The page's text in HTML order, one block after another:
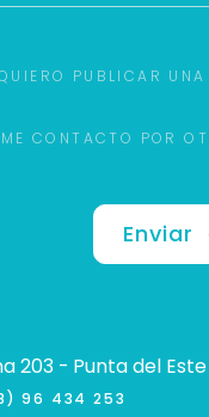
PUBLICAR
ME CONTACTO POR
Enviar
203 - Punta del Este
96 434 253